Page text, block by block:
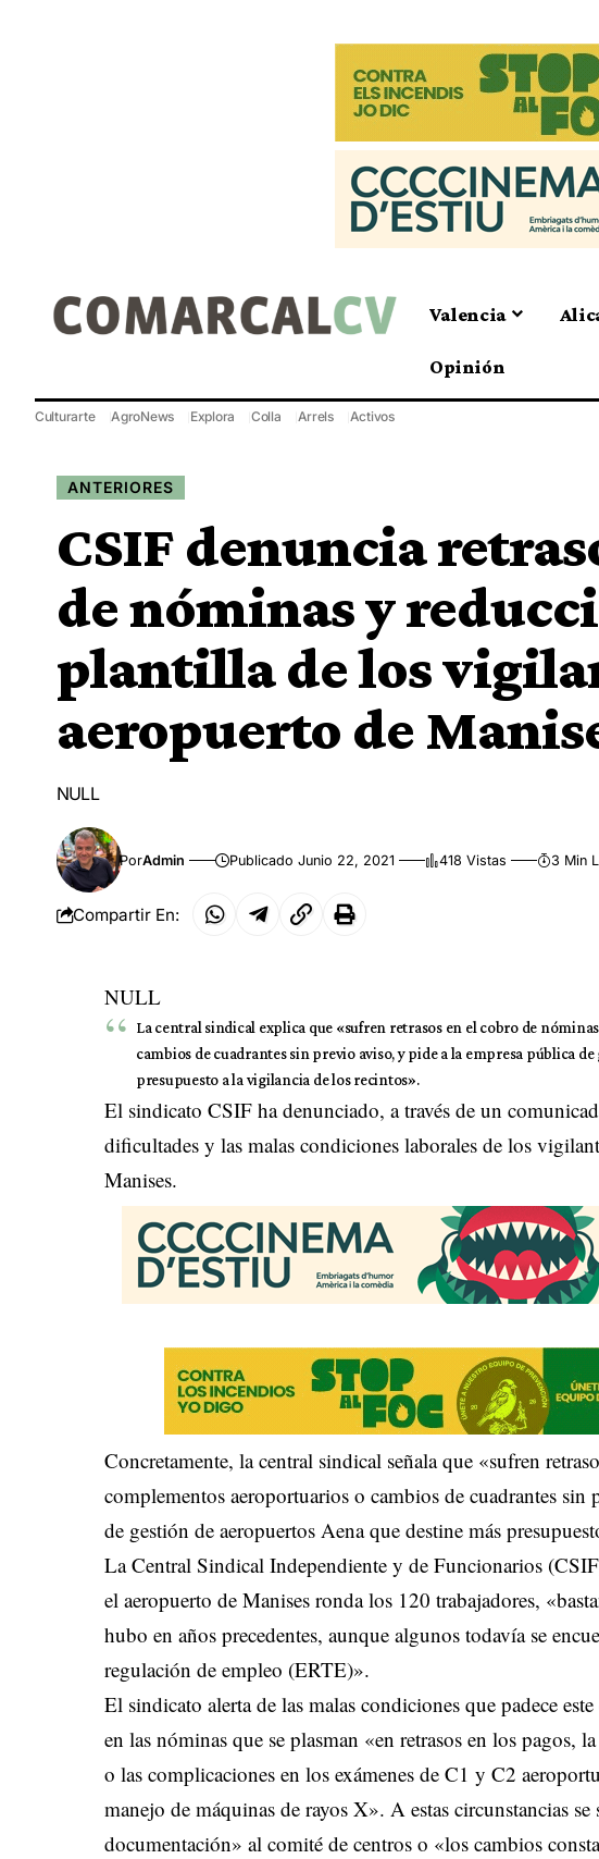
Valencia
Opinión
Culturarte AgroNews Explora Colla Arrels Activos
ANTERIORES
CSIF denuncia
de nóminas y
plantilla de los
aeropuerto de
NULL
PorAdmin Publicado Junio 22, 2021 418 Vistas 3 Min
Compartir En:
NULL
La central sindical explica que «sufren retrasos en el cobro de
cambios de cuadrantes sin previo aviso, y pide a la empresa pública
presupuesto a la vigilancia de los recintos».
El sindicato CSIF ha denunciado, a través de un
dificultades y las malas condiciones laborales de los
Manises.
Concretamente, la central sindical señala que «sufren
complementos aeroportuarios o cambios de cuadrantes
de gestión de aeropuertos Aena que destine más
La Central Sindical Independiente y de Funcionarios
el aeropuerto de Manises ronda los 120 trabajadores,
hubo en años precedentes, aunque algunos todavía se
regulación de empleo (ERTE)».
El sindicato alerta de las malas condiciones que padece
en las nóminas que se plasman «en retrasos en los pagos,
o las complicaciones en los exámenes de C1 y C2
manejo de máquinas de rayos X». A estas circunstancias
documentación» al comité de centros o «los cambios